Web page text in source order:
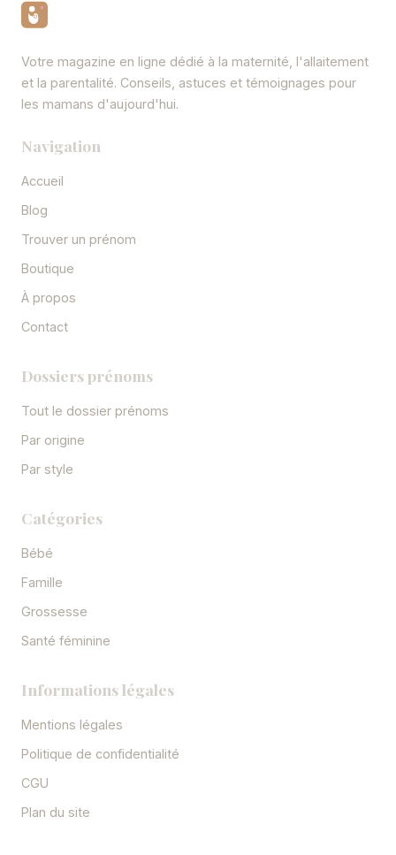
Votre magazine en ligne dédié à la maternité, l'allaitement
et la parentalité. Conseils, astuces et témoignages pour
les mamans d'aujourd'hui.
Navigation
Accueil
Blog
Trouver un prénom
Boutique
À propos
Contact
Dossiers prénoms
Tout le dossier prénoms
Par origine
Par style
Catégories
Bébé
Famille
Grossesse
Santé féminine
Informations légales
Mentions légales
Politique de confidentialité
CGU
Plan du site